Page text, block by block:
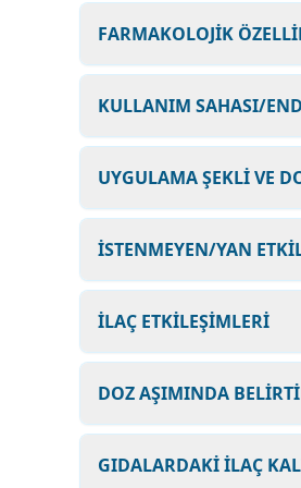
FARMAKOLOJİK
KULLANIM SAHASI/
UYGULAMA ŞEKLİ VE
İSTENMEYEN/YAN
İLAÇ ETKİLEŞİMLERİ
DOZ AŞIMINDA
GIDALARDAKİ İLAÇ